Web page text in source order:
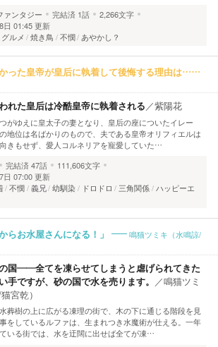
ァンタジー 完結済 1話
2,266文字
日 01:45 更新
グルメ 焼き鳥 不憫 あやかし？
った皇帝が皇后に執着して後悔する理由は……
れた皇后は冷酷皇帝に執着される／紫陽花
がゆえに皇太子の妻となり、皇后の座についたイレー
地位は名ばかりのもので、夫である皇帝オリフィエルは
きもせず、愛人コルネリアを寵愛していた…
完結済47話
111,606文字
日 07:00 更新
不憫 義兄 幼馴染 ドロドロ 三角関係 ハッピーエ
らお水屋さんになる！」
鳴猫ツミキ（水鳴諒/
国――全てを凍らせてしまうと虐げられてきた
手ですが、砂の国で水を売ります。 ／鳴猫ツミ
宮乾）
葬樹の上に広がる凍理の街で、木の下に通じる階段を見
をしているルファは、生まれつき水魔術が仕える。一年
いる街では、水を迂闊に出せば全てが凍…